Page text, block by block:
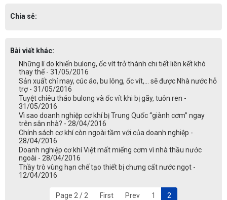
Chia sẻ:
Bài viết khác:
Những lí do khiến bulong, ốc vít trở thành chi tiết liên kết khó
thay thế - 31/05/2016
Sản xuất chỉ may, cúc áo, bu lông, ốc vít,... sẽ được Nhà nước hỗ
trợ - 31/05/2016
Tuyệt chiêu tháo bulong và ốc vít khi bị gãy, tuôn ren -
31/05/2016
Vì sao doanh nghiệp cơ khí bị Trung Quốc “giành cơm” ngay
trên sân nhà? - 28/04/2016
Chính sách cơ khí còn ngoài tầm với của doanh nghiệp -
28/04/2016
Doanh nghiệp cơ khí Việt mất miếng cơm vì nhà thầu nước
ngoài - 28/04/2016
Thầy trò vùng hạn chế tạo thiết bị chưng cất nước ngọt -
12/04/2016
Page 2 / 2 First Prev 1 2